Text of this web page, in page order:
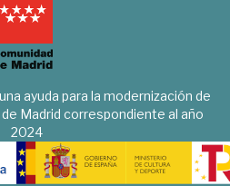
ayuda para la modernización de
Madrid correspondiente al año
2024